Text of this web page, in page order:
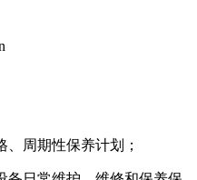
周期性保养计划；